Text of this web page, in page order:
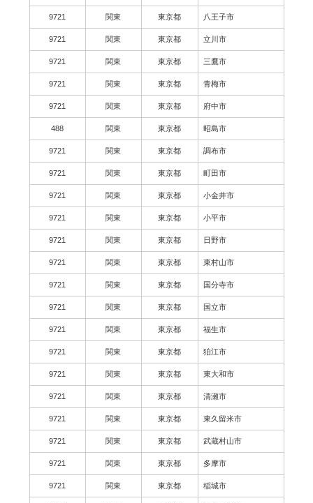
9721 関東 東京都 八王子市
9721 関東 東京都 立川市
9721 関東 東京都 三鷹市
9721 関東 東京都 青梅市
9721 関東 東京都 府中市
488 関東 東京都 昭島市
9721 関東 東京都 調布市
9721 関東 東京都 町田市
9721 関東 東京都 小金井市
9721 関東 東京都 小平市
9721 関東 東京都 日野市
9721 関東 東京都 東村山市
9721 関東 東京都 国分寺市
9721 関東 東京都 国立市
9721 関東 東京都 福生市
9721 関東 東京都 狛江市
9721 関東 東京都 東大和市
9721 関東 東京都 清瀬市
9721 関東 東京都 東久留米市
9721 関東 東京都 武蔵村山市
9721 関東 東京都 多摩市
9721 関東 東京都 稲城市